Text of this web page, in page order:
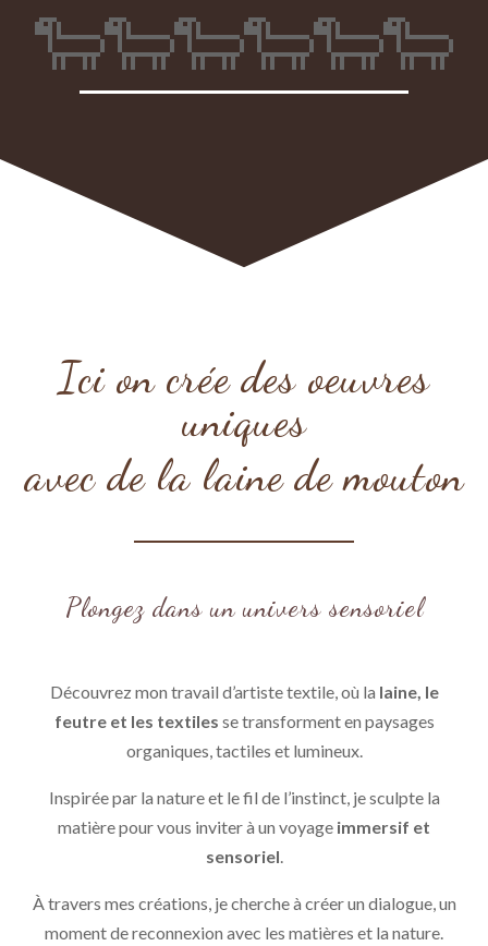
🐑🐑🐑🐑🐑🐑
Ici on crée des oeuvres
uniques
avec de la laine de mouton
Plongez dans un univers sensoriel
Découvrez mon travail d’artiste textile, où la laine, le
feutre et les textiles se transforment en paysages
organiques, tactiles et lumineux.
Inspirée par la nature et le fil de l’instinct, je sculpte la
matière pour vous inviter à un voyage immersif et
sensoriel.
À travers mes créations, je cherche à créer un dialogue, un
moment de reconnexion avec les matières et la nature.